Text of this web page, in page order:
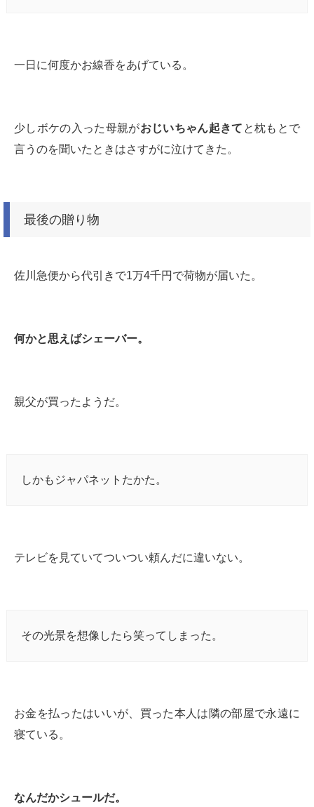
一日に何度かお線香をあげている。
少しボケの入った母親がおじいちゃん起きて と枕もとで
言うのを聞いたときはさすがに泣けてきた。
最後の贈り物
佐川急便から代引きで1万4千円で荷物が届いた。
何かと思えばシェーバー。
親父が買ったようだ。
しかもジャパネットたかた。
テレビを見ていてついつい頼んだに違いない。
その光景を想像したら笑ってしまった。
お金を払ったはいいが、買った本人は隣の部屋で永遠に
寝ている。
なんだかシュールだ。